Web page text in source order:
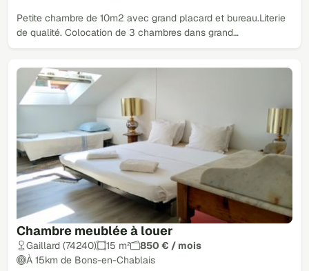
Petite chambre de 10m2 avec grand placard et bureau.Literie
de qualité. Colocation de 3 chambres dans grand…
Chambre meublée à louer
Gaillard (74240) 15 m²
850 € / mois
À 15km de Bons-en-Chablais